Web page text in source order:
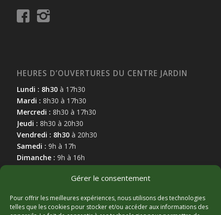
Gérer le consentement
Pour offrir les meilleures expériences, nous utilisons des technologies
telles que les cookies pour stocker et/ou accéder aux informations des
HEURES D’OUVERTURES DU CENTRE JARDIN
Lundi : 8h30à 17h30
Mardi : 8h30 à 17h30
Mercredi : 8h30 à 17h30
Jeudi : 8h30 à 20h30
Vendredi : 8h30à 20h30
Samedi : 9h à 17h
Dimanche : 9h à 16h